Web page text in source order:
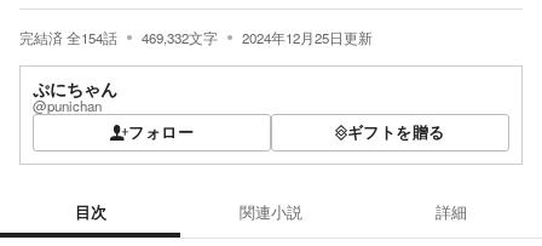
完結済全154話 469,332文字 2024年12月25日更新
ぷにちゃん
@punichan
フォロー ギフトを贈る
目次 関連小説 詳細